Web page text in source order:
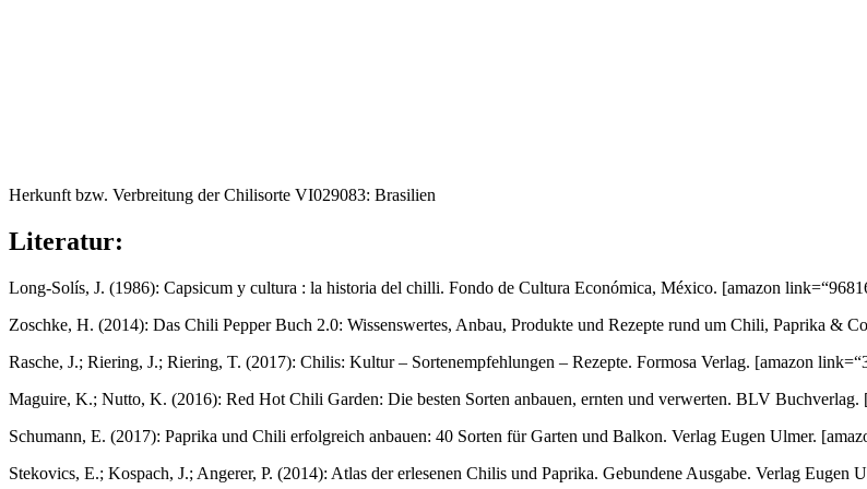
Herkunft bzw. Verbreitung der Chilisorte VI029083: Brasilien
Literatur:
Long-Solís, J. (1986): Capsicum y cultura : la historia del chilli. Fondo de Cultura Económica, México. [amazon
Zoschke, H. (2014): Das Chili Pepper Buch 2.0: Wissenswertes, Anbau, Produkte und Rezepte rund um Chili, Paprika &
Rasche, J.; Riering, J.; Riering, T. (2017): Chilis: Kultur – Sortenempfehlungen – Rezepte. Formosa Verlag. [amazon
Maguire, K.; Nutto, K. (2016): Red Hot Chili Garden: Die besten Sorten anbauen, ernten und verwerten. BLV Buchverlag.
Schumann, E. (2017): Paprika und Chili erfolgreich anbauen: 40 Sorten für Garten und Balkon. Verlag Eugen Ulmer.
Stekovics, E.; Kospach, J.; Angerer, P. (2014): Atlas der erlesenen Chilis und Paprika. Gebundene Ausgabe. Verlag Eugen